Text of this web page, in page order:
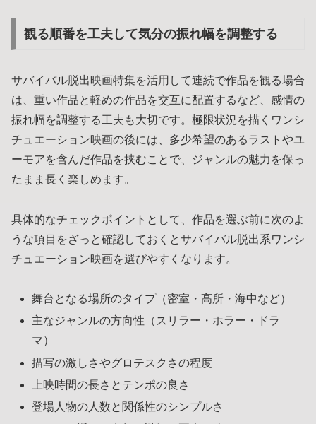
観る順番を工夫して気分の振れ幅を調整する
サバイバル脱出映画特集を活用して連続で作品を観る場合
は、重い作品と軽めの作品を交互に配置するなど、感情の
振れ幅を調整する工夫も大切です。極限状況を描くワンシ
チュエーション映画の後には、多少希望のあるラストやユ
ーモアを含んだ作品を挟むことで、ジャンルの魅力を保っ
たまま長く楽しめます。
具体的なチェックポイントとして、作品を選ぶ前に次のよ
うな項目をざっと確認しておくとサバイバル脱出系ワンシ
チュエーション映画を選びやすくなります。
舞台となる場所のタイプ（密室・高所・海中など）
主なジャンルの方向性（スリラー・ホラー・ドラ
マ）
描写の激しさやグロテスクさの程度
上映時間の長さとテンポの良さ
登場人物の人数と関係性のシンプルさ